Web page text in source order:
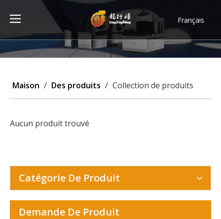
Français
Türk dili
ไทย
English
Maison / Des produits / Collection de produits
Aucun produit trouvé
Catégorie De Produit
Demande De Produit